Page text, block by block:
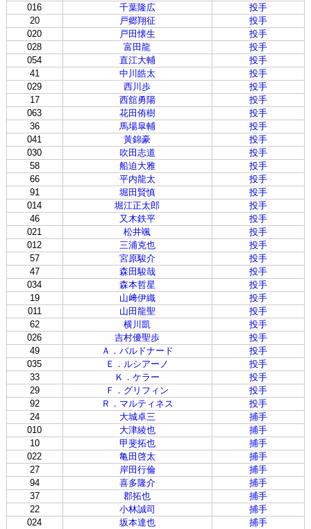
016
千葉隆広
投手
20
戸郷翔征
投手
020
戸田懐生
投手
028
富田龍
投手
054
直江大輔
投手
41
中川皓太
投手
029
西川歩
投手
17
西舘勇陽
投手
063
花田侑樹
投手
36
馬場皐輔
投手
041
黃錦豪
投手
030
吹田志道
投手
58
船迫大雅
投手
66
平内龍太
投手
91
堀田賢慎
投手
014
堀江正太郎
投手
46
又木鉄平
投手
021
松井颯
投手
012
三浦克也
投手
57
宮原駿介
投手
47
森田駿哉
投手
034
森本哲星
投手
19
山﨑伊織
投手
011
山田龍聖
投手
62
横川凱
投手
026
吉村優聖歩
投手
49
Ａ．バルドナード
投手
035
Ｅ．ルシアーノ
投手
33
Ｋ．ケラー
投手
29
Ｆ．グリフィン
投手
92
Ｒ．マルティネス
投手
24
大城卓三
捕手
010
大津綾也
捕手
10
甲斐拓也
捕手
022
亀田啓太
捕手
27
岸田行倫
捕手
94
喜多隆介
捕手
37
郡拓也
捕手
22
小林誠司
捕手
024
坂本達也
捕手